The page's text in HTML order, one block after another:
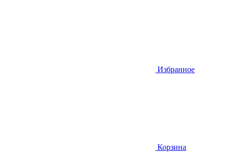
Избранное
Корзина